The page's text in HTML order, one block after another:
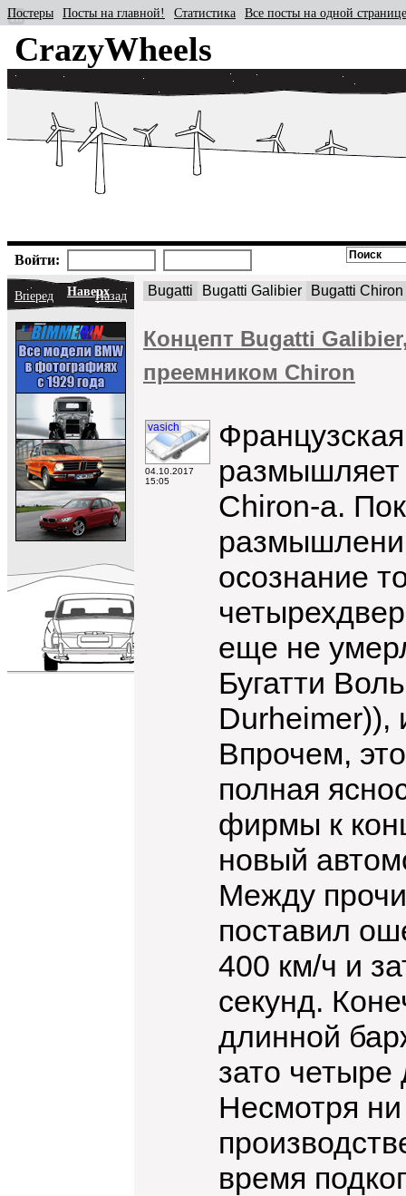
CrazyWheels
Постеры Посты на главной! Статистика Все посты на одной странице
Войти:
Вперед НаверхНазад Bugatti Bugatti Galibier Bugatti Chiron
Концепт Bugatti
преемником Сhiron
vasich
04.10.2017
15:05
размышляет
Chiron-a.
осознание
еще не
Бугатти
Durheimer)),
Впрочем,
полная
фирмы к
новый
Между
поставил
400 км/ч и
секунд.
длинной
зато четыре
Несмотря ни
время